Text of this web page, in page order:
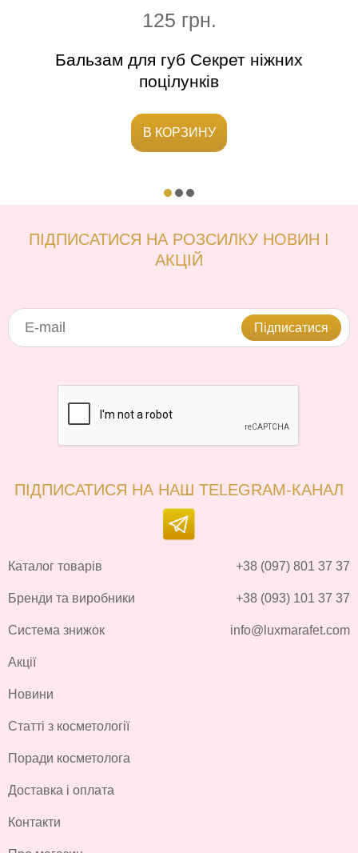
125 грн.
Бальзам для губ Секрет ніжних
поцілунків
В КОРЗИНУ
ПІДПИСАТИСЯ НА РОЗСИЛКУ НОВИН І
АКЦІЙ
Підписатися
ПІДПИСАТИСЯ НА НАШ TELEGRAM-КАНАЛ
Каталог товарів
Бренди та виробники
Система знижок
Акції
Новини
Статті з косметології
Поради косметолога
Доставка і оплата
Контакти
+38 (097) 801 37 37
+38 (093) 101 37 37
info@luxmarafet.com